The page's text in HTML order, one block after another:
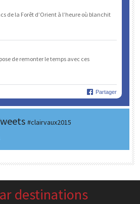
de la Forêt d’Orient à l’heure où blanchit
de remonter le temps avec ces
Partager
#clairvaux2015
destinations